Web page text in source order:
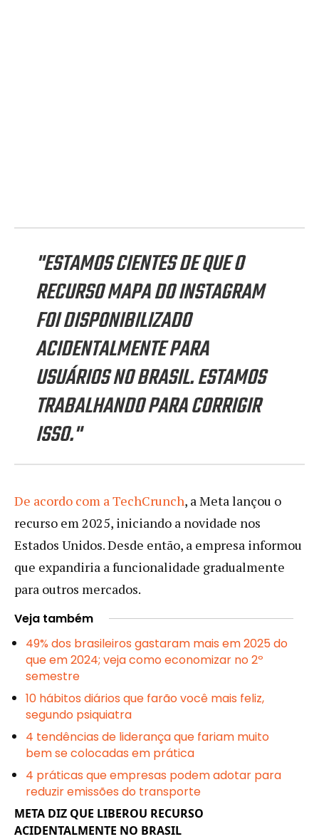
"ESTAMOS CIENTES DE QUE O
RECURSO MAPA DO INSTAGRAM
FOI DISPONIBILIZADO
ACIDENTALMENTE PARA
USUÁRIOS NO BRASIL. ESTAMOS
TRABALHANDO PARA CORRIGIR
ISSO."
De acordo com a TechCrunch, a Meta lançou o
recurso em 2025, iniciando a novidade nos
Estados Unidos. Desde então, a empresa informou
que expandiria a funcionalidade gradualmente
para outros mercados.
Veja também
49% dos brasileiros gastaram mais em 2025 do
que em 2024; veja como economizar no 2º
semestre
10 hábitos diários que farão você mais feliz,
segundo psiquiatra
4 tendências de liderança que fariam muito
bem se colocadas em prática
4 práticas que empresas podem adotar para
reduzir emissões do transporte
META DIZ QUE LIBEROU RECURSO
ACIDENTALMENTE NO BRASIL